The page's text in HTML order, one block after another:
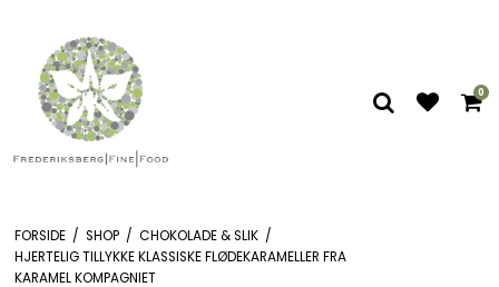
0
FORSIDE / SHOP / CHOKOLADE & SLIK /
HJERTELIG TILLYKKE KLASSISKE FLØDEKARAMELLER FRA
KARAMEL KOMPAGNIET